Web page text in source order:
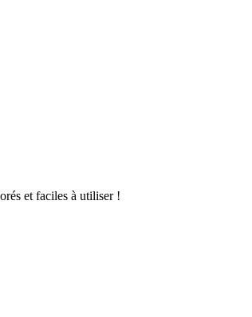
et faciles à utiliser !